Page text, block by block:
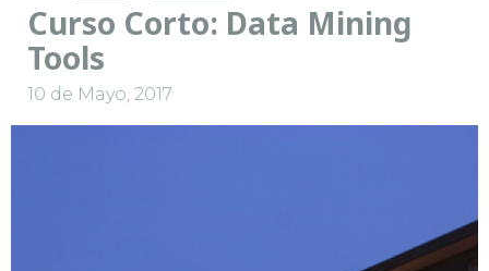
Curso Corto: Data Mining
Tools
10 de Mayo, 2017